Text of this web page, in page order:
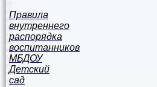
Правила
внутреннего
распорядка
воспитанников
МБДОУ
Детский
сад